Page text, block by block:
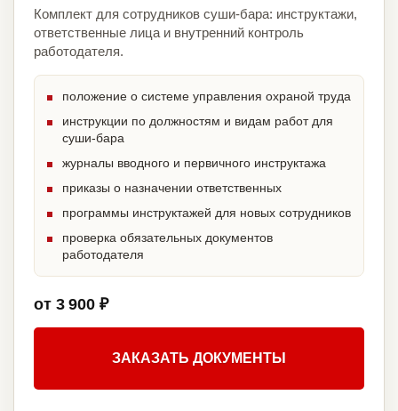
Комплект для сотрудников суши-бара: инструктажи,
ответственные лица и внутренний контроль
работодателя.
положение о системе управления охраной труда
инструкции по должностям и видам работ для
суши-бара
журналы вводного и первичного инструктажа
приказы о назначении ответственных
программы инструктажей для новых сотрудников
проверка обязательных документов
работодателя
от 3 900 ₽
ЗАКАЗАТЬ ДОКУМЕНТЫ